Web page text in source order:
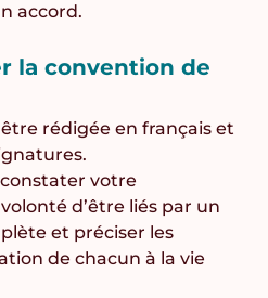
accord.
la convention de
rédigée en français et
votre
d’être liés par un
et préciser les
de chacun à la vie